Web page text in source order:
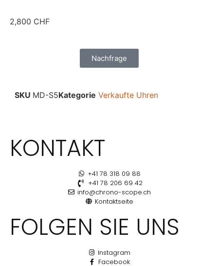
2,800 CHF
Nachfrage
SKU MD-S5Kategorie Verkaufte Uhren
KONTAKT
+41 78 318 09 88
+41 78 206 69 42
info@chrono-scope.ch
Kontaktseite
FOLGEN SIE UNS
Instagram
Facebook